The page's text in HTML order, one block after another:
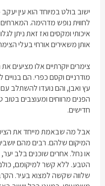
ישוב בולט במיוחד הוא עין
לחווית נופש מדהימה.
איכותי ומקסים ואז זאת ניתן
אותן משאירים אורחי בעלי
צימרים יוקרתיים אלו מציעים
מודרניים וקסם כפרי. הם
עץ ואבן, והם נועדו להשתלב
הפנים מרווחים ומעוצבים
חדישים.
אבל מה שבאמת מייחד את
המיקום שלהם. רבים מהם
או נחל. אחרים שוכנים בלב
הטבע. ללא קשר למיקומם,
שלווה שקשה למצוא בעיר.